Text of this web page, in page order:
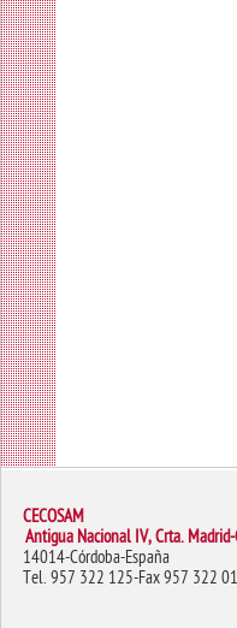
CECOSAM
Antigua Nacional IV, Crta.
14014-Córdoba-España
Tel. 957 322 125-Fax 957 322